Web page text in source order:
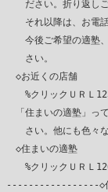
ださい。折り返しご
それ以降は、お電話
今後ご希望の適塾、
さい。
◇お近くの店舗
%クリックＵＲＬ
「住まいの適塾」っ
さい。他にも色々な
◇住まいの適塾
%クリックＵＲＬ
-----------------◇住